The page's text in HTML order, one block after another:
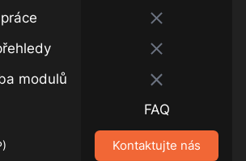
modulů
FAQ
Kontaktujte nás